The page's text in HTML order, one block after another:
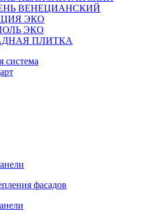
ВЕНЕЦИАНСКИЙ
ЭКО
ЭКО
ПЛИТКА
система
фасадов